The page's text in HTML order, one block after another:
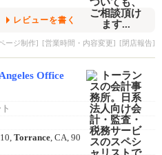
レビューを書く
ージ制作] [営業時間・内容変更] [閉店報告]
Office
Torrance, CA, 90